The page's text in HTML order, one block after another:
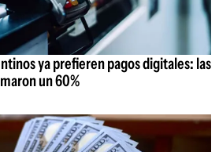
ya prefieren pagos digitales: las
un 60%